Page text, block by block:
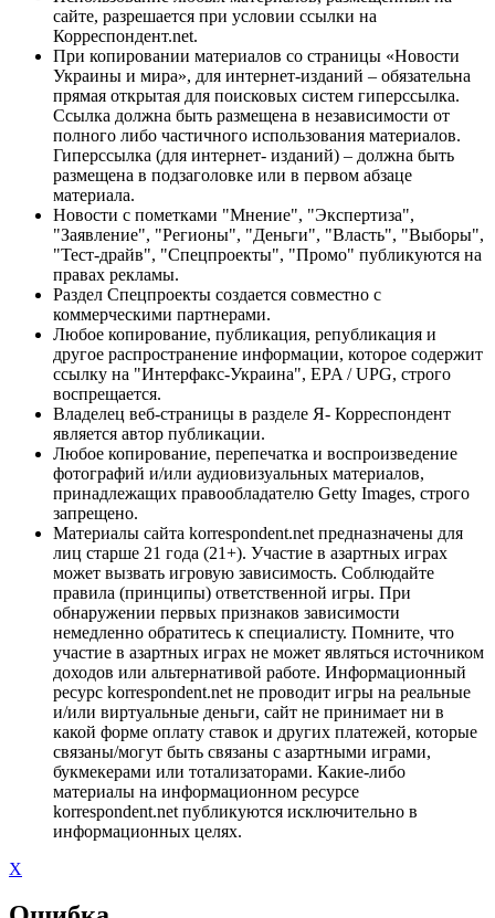
сайте, разрешается при условии ссылки на
Корреспондент.net.
При копировании материалов со страницы «Новости
Украины и мира», для интернет-изданий – обязательна
прямая открытая для поисковых систем гиперссылка.
Ссылка должна быть размещена в независимости от
полного либо частичного использования материалов.
Гиперссылка (для интернет- изданий) – должна быть
размещена в подзаголовке или в первом абзаце
материала.
Новости с пометками "Мнение", "Экспертиза",
"Заявление", "Регионы", "Деньги", "Власть", "Выборы",
"Тест-драйв", "Спецпроекты", "Промо" публикуются на
правах рекламы.
Раздел Спецпроекты создается совместно с
коммерческими партнерами.
Любое копирование, публикация, републикация и
другое распространение информации, которое содержит
ссылку на "Интерфакс-Украина", EPA / UPG, строго
воспрещается.
Владелец веб-страницы в разделе Я- Корреспондент
является автор публикации.
Любое копирование, перепечатка и воспроизведение
фотографий и/или аудиовизуальных материалов,
принадлежащих правообладателю Getty Images, строго
запрещено.
Материалы сайта korrespondent.net предназначены для
лиц старше 21 года (21+). Участие в азартных играх
может вызвать игровую зависимость. Соблюдайте
правила (принципы) ответственной игры. При
обнаружении первых признаков зависимости
немедленно обратитесь к специалисту. Помните, что
участие в азартных играх не может являться источником
доходов или альтернативой работе. Информационный
ресурс korrespondent.net не проводит игры на реальные
и/или виртуальные деньги, сайт не принимает ни в
какой форме оплату ставок и других платежей, которые
связаны/могут быть связаны с азартными играми,
букмекерами или тотализаторами. Какие-либо
материалы на информационном ресурсе
korrespondent.net публикуются исключительно в
информационных целях.
X